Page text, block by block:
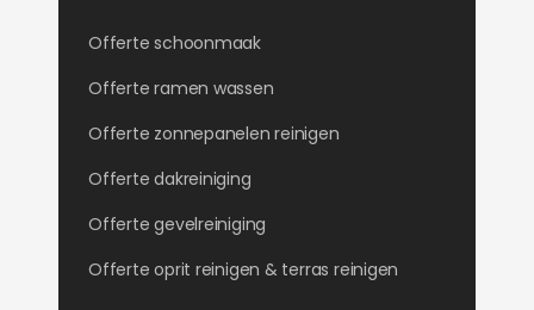
Offerte schoonmaak
Offerte ramen wassen
Offerte zonnepanelen reinigen
Offerte dakreiniging
Offerte gevelreiniging
Offerte oprit reinigen & terras reinigen